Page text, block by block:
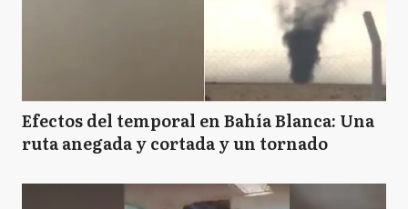
Efectos del temporal en Bahía Blanca: Una
ruta anegada y cortada y un tornado